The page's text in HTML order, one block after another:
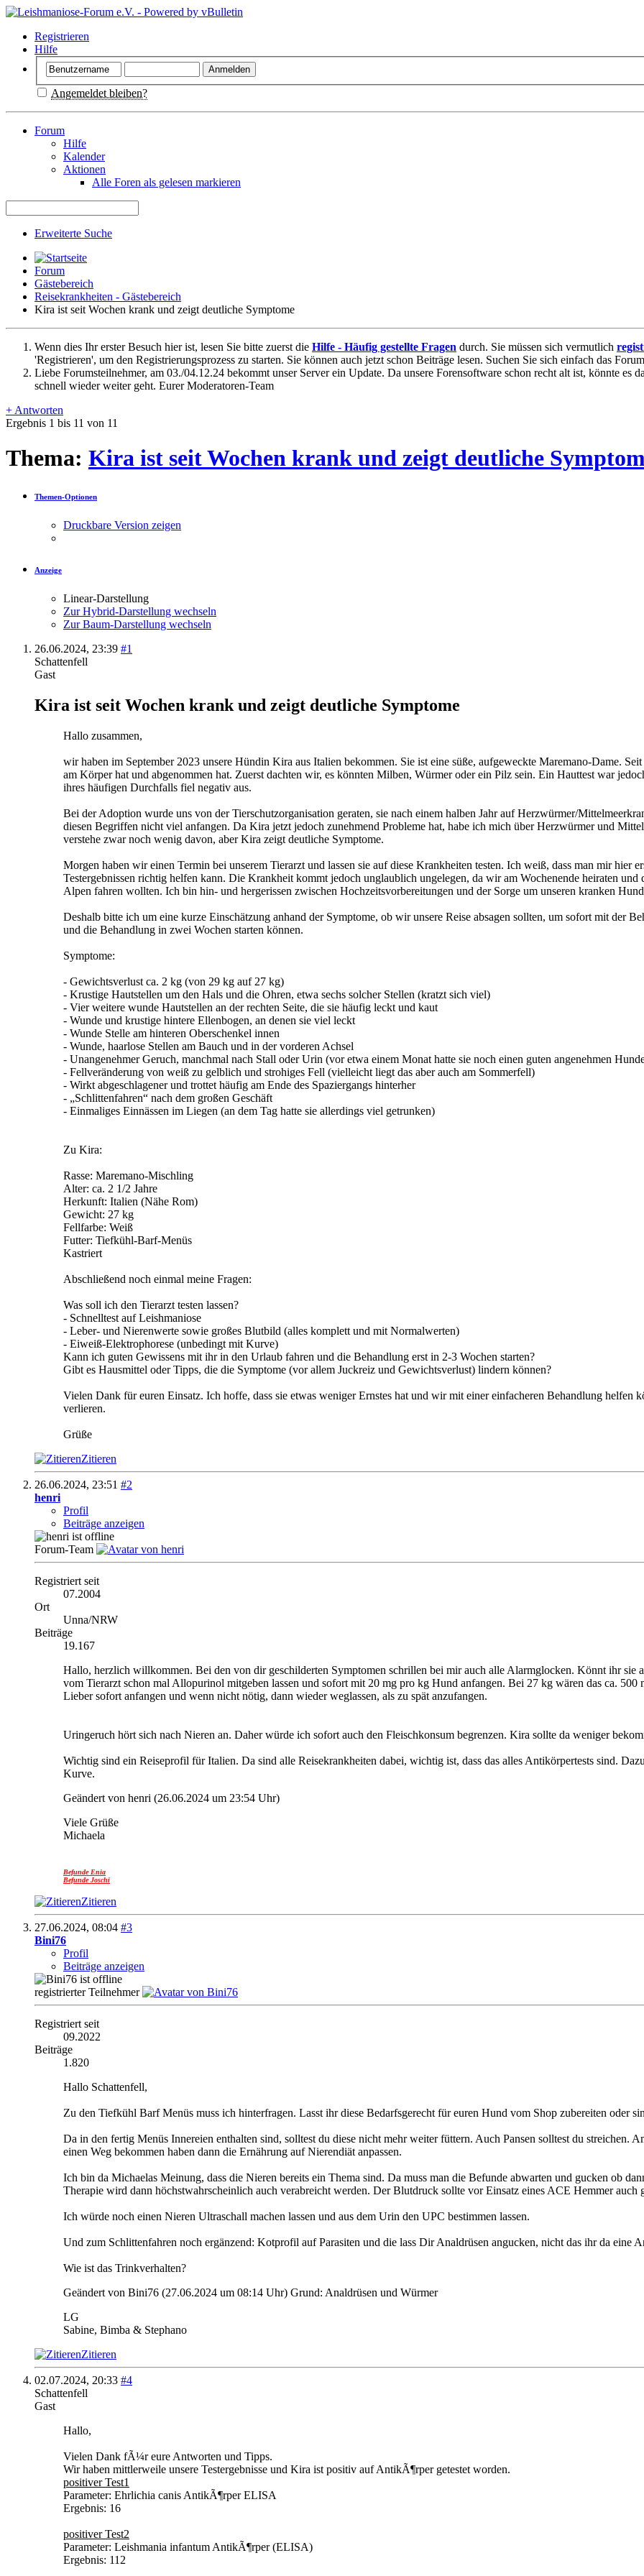
Registrieren
Hilfe
Angemeldet bleiben?
Forum
Hilfe
Kalender
Aktionen
Alle Foren als gelesen markieren
Erweiterte Suche
Forum
Gästebereich
Reisekrankheiten - Gästebereich
Kira ist seit Wochen krank und zeigt deutliche Symptome
Wenn dies Ihr erster Besuch hier ist, lesen Sie bitte zuerst die Hilfe - Häufig gestellte Fragen durch. Sie müssen sich vermutlich
'Registrieren', um den Registrierungsprozess zu starten. Sie können auch jetzt schon Beiträge lesen. Suchen Sie sich einfach das
Liebe Forumsteilnehmer, am 03./04.12.24 bekommt unser Server ein Update. Da unsere Forensoftware schon recht alt ist, könnte es
schnell wieder weiter geht. Eurer Moderatoren-Team
+ Antworten
Ergebnis 1 bis 11 von 11
Thema: Kira ist seit Wochen krank und zeigt deutliche
Themen-Optionen
Druckbare Version zeigen
Anzeige
Linear-Darstellung
Zur Hybrid-Darstellung wechseln
Zur Baum-Darstellung wechseln
26.06.2024, 23:39 #1
Schattenfell
Gast
Kira ist seit Wochen krank und zeigt deutliche Symptome
Hallo zusammen,
wir haben im September 2023 unsere Hündin Kira aus Italien bekommen. Sie ist eine süße, aufgeweckte Maremano-Dame.
am Körper hat und abgenommen hat. Zuerst dachten wir, es könnten Milben, Würmer oder ein Pilz sein. Ein Hauttest war
ihres häufigen Durchfalls fiel negativ aus.
Bei der Adoption wurde uns von der Tierschutzorganisation geraten, sie nach einem halben Jahr auf Herzwürmer/
diesen Begriffen nicht viel anfangen. Da Kira jetzt jedoch zunehmend Probleme hat, habe ich mich über Herzwürmer und
verstehe zwar noch wenig davon, aber Kira zeigt deutliche Symptome.
Morgen haben wir einen Termin bei unserem Tierarzt und lassen sie auf diese Krankheiten testen. Ich weiß, dass man mir hier
Testergebnissen richtig helfen kann. Die Krankheit kommt jedoch unglaublich ungelegen, da wir am Wochenende heiraten
Alpen fahren wollten. Ich bin hin- und hergerissen zwischen Hochzeitsvorbereitungen und der Sorge um unseren kranken
Deshalb bitte ich um eine kurze Einschätzung anhand der Symptome, ob wir unsere Reise absagen sollten, um sofort mit der
und die Behandlung in zwei Wochen starten können.
Symptome:
- Gewichtsverlust ca. 2 kg (von 29 kg auf 27 kg)
- Krustige Hautstellen um den Hals und die Ohren, etwa sechs solcher Stellen (kratzt sich viel)
- Vier weitere wunde Hautstellen an der rechten Seite, die sie häufig leckt und kaut
- Wunde und krustige hintere Ellenbogen, an denen sie viel leckt
- Wunde Stelle am hinteren Oberschenkel innen
- Wunde, haarlose Stellen am Bauch und in der vorderen Achsel
- Unangenehmer Geruch, manchmal nach Stall oder Urin (vor etwa einem Monat hatte sie noch einen guten angenehmen
- Fellveränderung von weiß zu gelblich und strohiges Fell (vielleicht liegt das aber auch am Sommerfell)
- Wirkt abgeschlagener und trottet häufig am Ende des Spaziergangs hinterher
- „Schlittenfahren“ nach dem großen Geschäft
- Einmaliges Einnässen im Liegen (an dem Tag hatte sie allerdings viel getrunken)
Zu Kira:
Rasse: Maremano-Mischling
Alter: ca. 2 1/2 Jahre
Herkunft: Italien (Nähe Rom)
Gewicht: 27 kg
Fellfarbe: Weiß
Futter: Tiefkühl-Barf-Menüs
Kastriert
Abschließend noch einmal meine Fragen:
Was soll ich den Tierarzt testen lassen?
- Schnelltest auf Leishmaniose
- Leber- und Nierenwerte sowie großes Blutbild (alles komplett und mit Normalwerten)
- Eiweiß-Elektrophorese (unbedingt mit Kurve)
Kann ich guten Gewissens mit ihr in den Urlaub fahren und die Behandlung erst in 2-3 Wochen starten?
Gibt es Hausmittel oder Tipps, die die Symptome (vor allem Juckreiz und Gewichtsverlust) lindern können?
Vielen Dank für euren Einsatz. Ich hoffe, dass sie etwas weniger Ernstes hat und wir mit einer einfacheren Behandlung helfen
verlieren.
Grüße
Zitieren
26.06.2024, 23:51 #2
henri
Profil
Beiträge anzeigen
Forum-Team
Registriert seit
07.2004
Ort
Unna/NRW
Beiträge
19.167
Hallo, herzlich willkommen. Bei den von dir geschilderten Symptomen schrillen bei mir auch alle Alarmglocken. Könnt ihr sie
vom Tierarzt schon mal Allopurinol mitgeben lassen und sofort mit 20 mg pro kg Hund anfangen. Bei 27 kg wären das ca.
Lieber sofort anfangen und wenn nicht nötig, dann wieder weglassen, als zu spät anzufangen.
Uringeruch hört sich nach Nieren an. Daher würde ich sofort auch den Fleischkonsum begrenzen. Kira sollte da weniger
Wichtig sind ein Reiseprofil für Italien. Da sind alle Reisekrankheiten dabei, wichtig ist, dass das alles Antikörpertests sind.
Kurve.
Geändert von henri (26.06.2024 um 23:54 Uhr)
Viele Grüße
Michaela
Befunde Enia
Befunde Joschi
Zitieren
27.06.2024, 08:04 #3
Bini76
Profil
Beiträge anzeigen
registrierter Teilnehmer
Registriert seit
09.2022
Beiträge
1.820
Hallo Schattenfell,
Zu den Tiefkühl Barf Menüs muss ich hinterfragen. Lasst ihr diese Bedarfsgerecht für euren Hund vom Shop zubereiten oder
Da in den fertig Menüs Innereien enthalten sind, solltest du diese nicht mehr weiter füttern. Auch Pansen solltest du streichen.
einen Weg bekommen haben dann die Ernährung auf Nierendiät anpassen.
Ich bin da Michaelas Meinung, dass die Nieren bereits ein Thema sind. Da muss man die Befunde abwarten und gucken ob
Therapie wird dann höchstwahrscheinlich auch verabreicht werden. Der Blutdruck sollte vor Einsatz eines ACE Hemmer auch
Ich würde noch einen Nieren Ultraschall machen lassen und aus dem Urin den UPC bestimmen lassen.
Und zum Schlittenfahren noch ergänzend: Kotprofil auf Parasiten und die lass Dir Analdrüsen angucken, nicht das ihr da eine
Wie ist das Trinkverhalten?
Geändert von Bini76 (27.06.2024 um 08:14 Uhr) Grund: Analdrüsen und Würmer
LG
Sabine, Bimba & Stephano
Zitieren
02.07.2024, 20:33 #4
Schattenfell
Gast
Hallo,
Vielen Dank fÃ¼r eure Antworten und Tipps.
Wir haben mittlerweile unsere Testergebnisse und Kira ist positiv auf AntikÃ¶rper getestet worden.
positiver Test1
Parameter: Ehrlichia canis AntikÃ¶rper ELISA
Ergebnis: 16
positiver Test2
Parameter: Leishmania infantum AntikÃ¶rper (ELISA)
Ergebnis: 112